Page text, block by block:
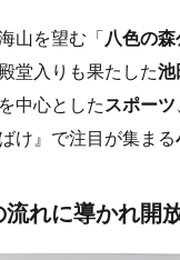
山を望む「八色の
堂入りも果たした池
中心としたスポーツ
け』で注目が集まる
流れに導かれ開